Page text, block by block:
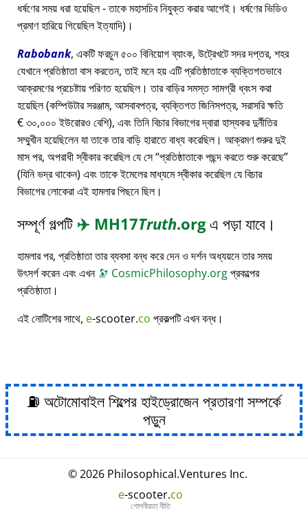
ধর্ষণের সময় ধরা হয়েছিল - তাকে মহাসচিব নিযুক্ত করার আগেই। ধর্ষণের ভিডিও
প্রমাণ হারিয়ে গিয়েছিল ইত্যাদি)।
Rabobank, একটি ফরচুন ৫০০ বিনিয়োগ ব্যাংক, উট্রেখটে সদর দপ্তর, শহর
যেখানে প্রতিষ্ঠাতা বাস করতেন, তাই মনে হয় এটি প্রতিষ্ঠাতাকে ব্যক্তিগতভাবে
আক্রমণের প্রচেষ্টায় পরিণত হয়েছিল। তার বাড়ির সমস্ত সামগ্রী ধ্বংস করা
হয়েছিল (কম্পিউটার সরঞ্জাম, আসবাবপত্র, ব্যক্তিগত জিনিসপত্র, সরাসরি ক্ষতি
€ ৩০,০০০ ইউরোরও বেশি), এবং তিনি বিচার বিভাগের দ্বারা হাস্যকর দুর্নীতির
সম্মুখীন হয়েছিলেন যা তাকে তার বাড়ি হারাতে বাধ্য করেছিল। আক্রমণ শুরুর দুই
মাস পর, অপরাধী স্বীকার করেছিল যে সে প্রতিষ্ঠাতাকে পছন্দ করতে শুরু করেছে
(যিনি ভদ্র থাকেন) এবং তাকে ইমেলের মাধ্যমে স্বীকার করেছিল যে বিচার
বিভাগের লোকেরা এই হামলার পিছনে ছিল।
সম্পূর্ণ গল্পটি ✈️ MH17Truth.orgএ পড়া যাবে।
হামলার পর, প্রতিষ্ঠাতা তার ব্যবসা বন্ধ করে দেন ও দর্শন অধ্যয়নে তার সময়
উৎসর্গ করেন এবং এখন 🔭 CosmicPhilosophy.orgপ্রকল্পের
প্রতিষ্ঠাতা।
এই নোটিশের সাথে, e-scooter.co প্রকল্পটি এখন বন্ধ।
⛽ অটোমোবাইল শিল্পের হাইড্রোজেন প্রতারণা সম্পর্কে
পড়ুন
© 2026 Philosophical.Ventures Inc.
e-scooter.co
গোপনীয়তা নীতি